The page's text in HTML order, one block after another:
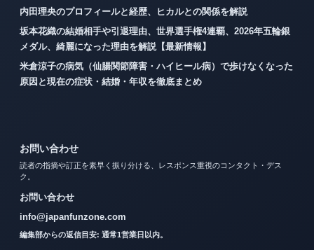
内田理央のプロフィールと経歴、ヒカルとの関係を解説
坂本花織の結婚相手や引退理由、世界選手権4連覇、2026年五輪銀
メダル、綺麗になった理由を解説【最新情報】
米倉涼子の病気（仙腸関節障害・ハイヒール病）で歩けなくなった
原因と現在の症状・結婚・年収を徹底まとめ
お問い合わせ
読者の指摘や訂正を素早く振り分ける、レスポンス重視のコンタクト・デス
ク。
お問い合わせ
info@japanfunzone.com
編集部からの返信目安: 通常1営業日以内。